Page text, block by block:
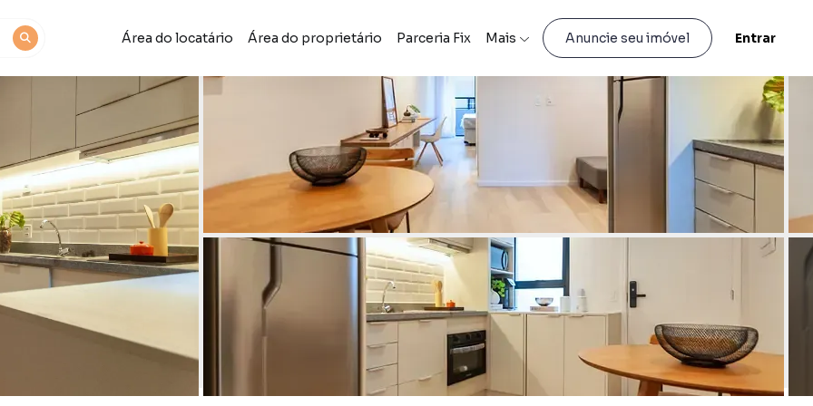
Área do locatário Área do proprietário Parceria Fix Mais Anuncie seu imóvel Entrar